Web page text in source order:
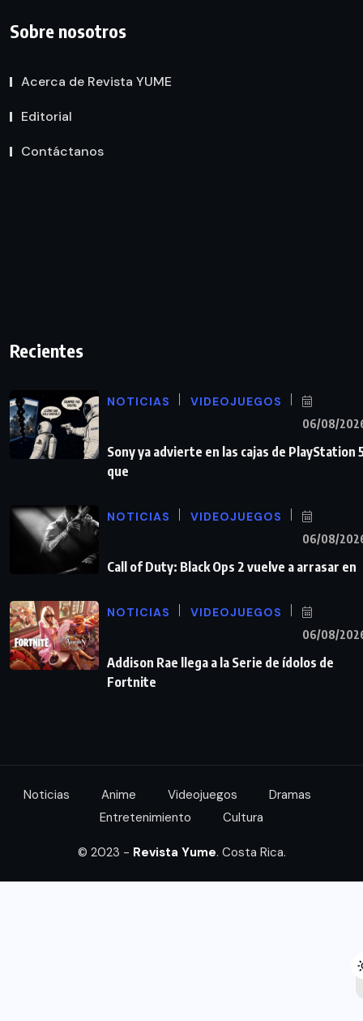
Sobre nosotros
Acerca de Revista YUME
Editorial
Contáctanos
Recientes
NOTICIAS VIDEOJUEGOS
06/08/
Sony ya advierte en las cajas de PlayStation
que
NOTICIAS VIDEOJUEGOS
06/08/
Call of Duty: Black Ops 2 vuelve a arrasar en
NOTICIAS VIDEOJUEGOS
06/08/
Addison Rae llega a la Serie de ídolos de
Fortnite
Noticias Anime Videojuegos
Dramas
Entretenimiento
Cultura
© 2023 - Revista Yume. Costa Rica.